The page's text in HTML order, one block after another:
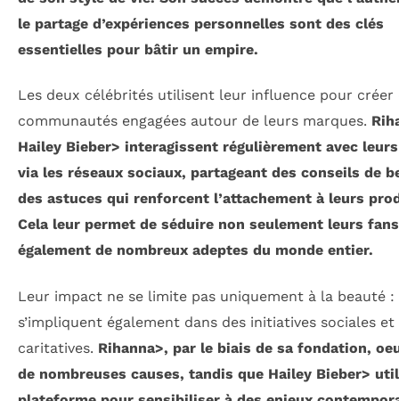
le partage d’expériences personnelles sont des clés
essentielles pour bâtir un empire.
Les deux célébrités utilisent leur influence pour créer
communautés engagées autour de leurs marques.
Hailey Bieber> interagissent régulièrement avec
via les réseaux sociaux, partageant des conseils de
des astuces qui renforcent l’attachement à leurs
Cela leur permet de séduire non seulement leurs
également de nombreux adeptes du monde entier.
Leur impact ne se limite pas uniquement à la beauté :
s’impliquent également dans des initiatives sociales et
caritatives. Rihanna>, par le biais de sa fondation,
de nombreuses causes, tandis que Hailey Bieber>